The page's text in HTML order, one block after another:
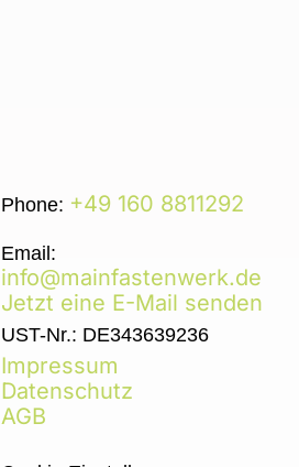
Phone: +49 160 8811292
Email:
info@mainfastenwerk.de
Jetzt eine E-Mail senden
UST-Nr.: DE343639236
Impressum
Datenschutz
AGB